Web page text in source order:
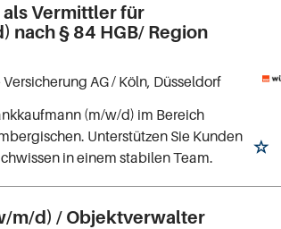
Vermittler für
nach § 84 HGB/ Region
AG/ Köln, Düsseldorf
(m/w/d) im Bereich
Unterstützen Sie Kunden
in einem stabilen Team.
m/d) / Objektverwalter